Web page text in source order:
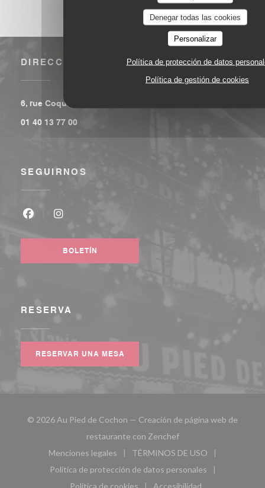
Denegar todas las cookies
Personalizar
Política de protección de datos
Política de gestión de cookies
DIRECCIÓN
6, rue Coquillière 75001 Paris
01 40 13 77 00
SEGUIRNOS
BOLETÍN
RESERVA
RESERVAR UNA MESA
© 2026 Au Pied de Cochon — Creación de página web de
restaurante con Zenchef((abre en una nueva
Menciones legales
((abre en una nueva ventana))
TÉRMINOS DE USO
((abre en una nueva
Política de protección de datos personales
((abre en una nueva ventana))